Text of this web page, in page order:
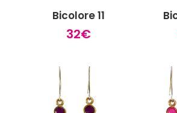
Bicolore 11
32€